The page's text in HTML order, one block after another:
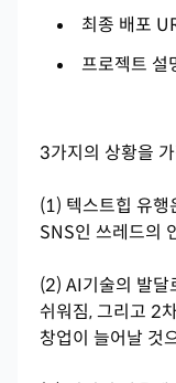
최종 배포
프로젝트 설
3가지의 상황을
(1) 텍스트힙 유행
SNS인 쓰레드의
(2) AI기술의 발달
쉬워짐, 그리고 2
창업이 늘어날 것